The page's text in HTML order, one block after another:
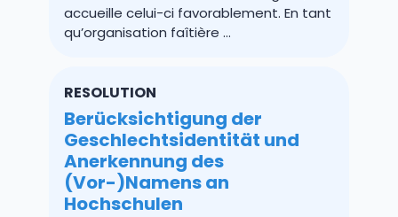
accueille celui-ci favorablement. En tant
qu’organisation faîtière …
RESOLUTION
Berücksichtigung der
Geschlechtsidentität und
Anerkennung des
(Vor-)Namens an
Hochschulen